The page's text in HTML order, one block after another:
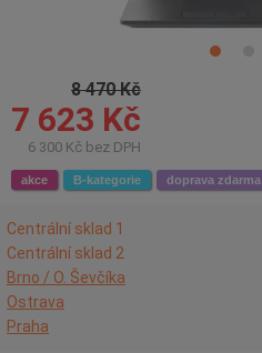
8 470 Kč
7 623 Kč
6 300 Kč bez DPH
akce B-kategorie doprava zdarma
Centrální sklad 1
Centrální sklad 2
Brno / O. Ševčíka
Ostrava
Praha